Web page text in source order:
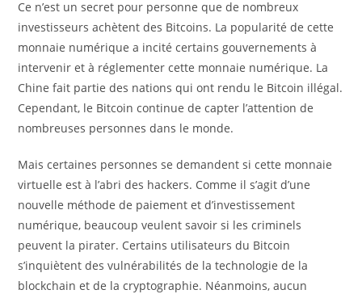
Ce n’est un secret pour personne que de nombreux
investisseurs achètent des Bitcoins. La popularité de cette
monnaie numérique a incité certains gouvernements à
intervenir et à réglementer cette monnaie numérique. La
Chine fait partie des nations qui ont rendu le Bitcoin illégal.
Cependant, le Bitcoin continue de capter l’attention de
nombreuses personnes dans le monde.
Mais certaines personnes se demandent si cette monnaie
virtuelle est à l’abri des hackers. Comme il s’agit d’une
nouvelle méthode de paiement et d’investissement
numérique, beaucoup veulent savoir si les criminels
peuvent la pirater. Certains utilisateurs du Bitcoin
s’inquiètent des vulnérabilités de la technologie de la
blockchain et de la cryptographie. Néanmoins, aucun